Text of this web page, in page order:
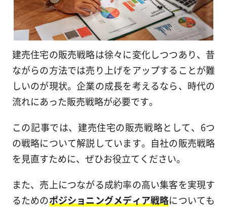
建売住宅の販売戦略は徐々に変化しつつあり、昔
ながらの方法では売り上げをアップすることが難
しいのが現状。企業の成長を考えるなら、時代の
流れにあった販売戦略が必要です。
この記事では、建売住宅の販売戦略として、6つ
の戦略について解説しています。自社の販売戦略
を見直すために、ぜひお役立てください。
また、売上につながる成約率の高い集客を実現す
るためのポジショニングメディア戦略についても